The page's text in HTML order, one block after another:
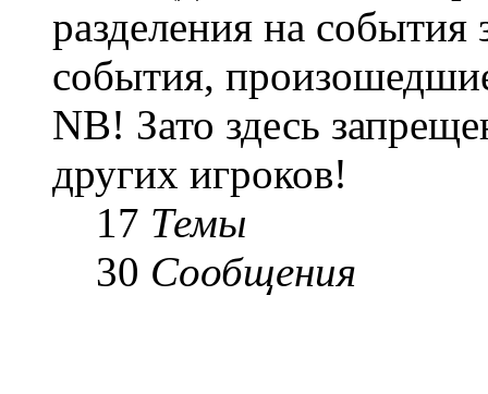
разделения на
события,
NB! Зато здесь
других игроков!
17 Темы
30 Сообщения